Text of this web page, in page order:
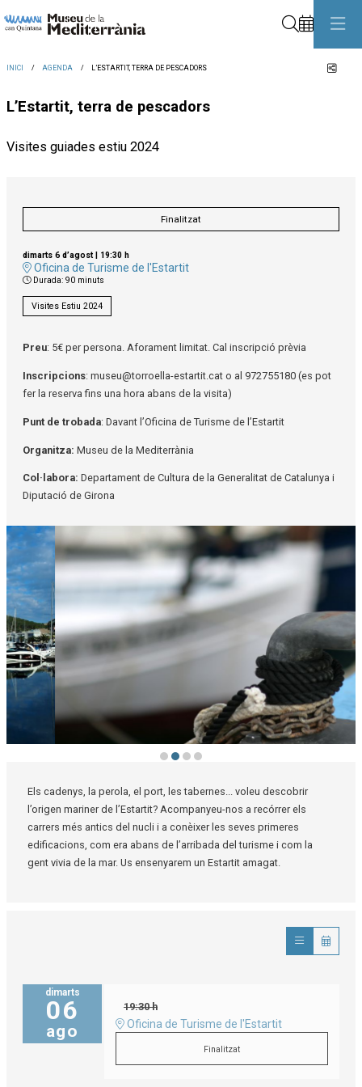
INICI AGENDA L’ESTARTIT, TERRA DE PESCADORS
L’Estartit, terra de pescadors
Visites guiades estiu 2024
Finalitzat
dimarts 6 d’agost | 19:30 h
Oficina de Turisme de l'Estartit
Durada: 90 minuts
Visites Estiu 2024
Preu: 5€ per persona. Aforament limitat. Cal inscripció prèvia
Inscripcions: museu@torroella-estartit.cat o al 972755180 (es pot
fer la reserva fins una hora abans de la visita)
Punt de trobada: Davant l’Oficina de Turisme de l’Estartit
Organitza: Museu de la Mediterrània
Col·labora: Departament de Cultura de la Generalitat de Catalunya i
Diputació de Girona
Els cadenys, la perola, el port, les tabernes... voleu descobrir
l’origen mariner de l’Estartit? Acompanyeu-nos a recórrer els
carrers més antics del nucli i a conèixer les seves primeres
edificacions, com era abans de l’arribada del turisme i com la
gent vivia de la mar. Us ensenyarem un Estartit amagat.
dimarts
06
ago
19:30 h
Oficina de Turisme de l'Estartit
Finalitzat